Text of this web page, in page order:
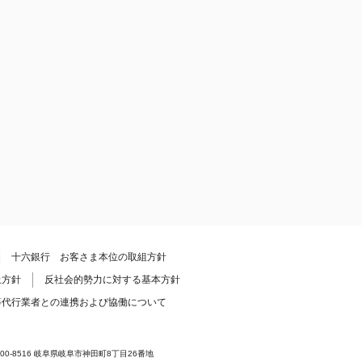
十六銀行 お客さま本位の取組方針
針
反社会的勢力に対する基本方針
行業者との連携および協働について
8516 岐阜県岐阜市神田町8丁目26番地